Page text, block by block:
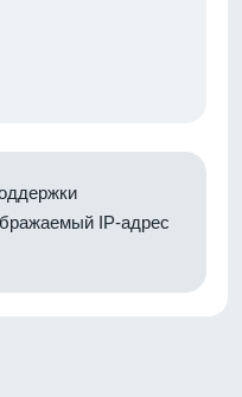
IP-адрес